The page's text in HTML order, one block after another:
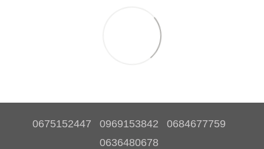
0675152447 0969153842
0684677759
0636480678